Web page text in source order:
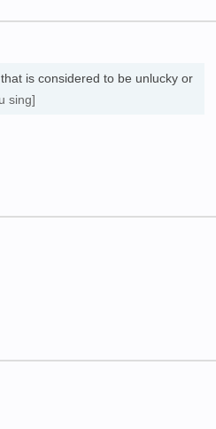
is considered to be unlucky or
sing]